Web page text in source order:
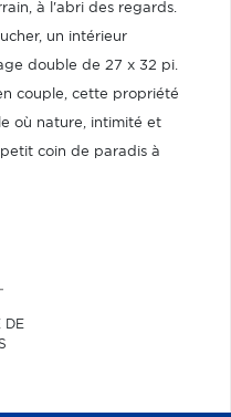
à l'abri des regards.
un intérieur
double de 27 x 32 pi.
couple, cette propriété
où nature, intimité et
coin de paradis à
DE